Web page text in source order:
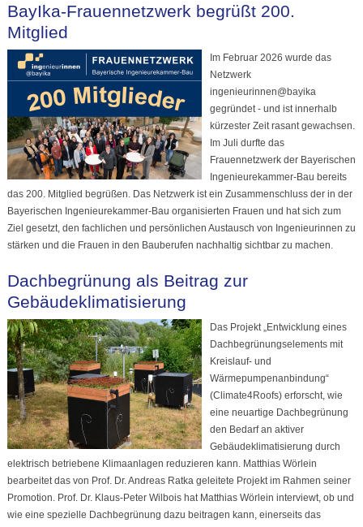
BayIka-Frauennetzwerk begrüßt 200.
Mitglied
Im Februar 2026 wurde das
Netzwerk
ingenieurinnen@bayika
gegründet - und ist innerhalb
kürzester Zeit rasant gewachsen.
Im Juli durfte das
Frauennetzwerk der Bayerischen
Ingenieurekammer-Bau bereits
das 200. Mitglied begrüßen. Das Netzwerk ist ein Zusammenschluss der in der
Bayerischen Ingenieurekammer-Bau organisierten Frauen und hat sich zum
Ziel gesetzt, den fachlichen und persönlichen Austausch von Ingenieurinnen zu
stärken und die Frauen in den Bauberufen nachhaltig sichtbar zu machen.
Dachbegrünung als Beitrag zur
Gebäudeklimatisierung
Das Projekt „Entwicklung eines
Dachbegrünungselements mit
Kreislauf- und
Wärmepumpenanbindung“
(Climate4Roofs) erforscht, wie
eine neuartige Dachbegrünung
den Bedarf an aktiver
Gebäudeklimatisierung durch
elektrisch betriebene Klimaanlagen reduzieren kann. Matthias Wörlein
bearbeitet das von Prof. Dr. Andreas Ratka geleitete Projekt im Rahmen seiner
Promotion. Prof. Dr. Klaus-Peter Wilbois hat Matthias Wörlein interviewt, ob und
wie eine spezielle Dachbegrünung dazu beitragen kann, einerseits das